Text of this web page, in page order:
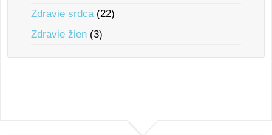
Zdravie srdca(22)
Zdravie žien (3)